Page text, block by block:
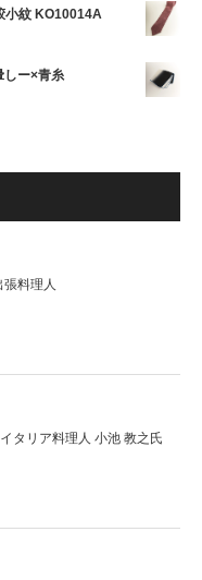
小紋 KO10014A
しー×青糸
料理人
タリア料理人 小池 教之氏